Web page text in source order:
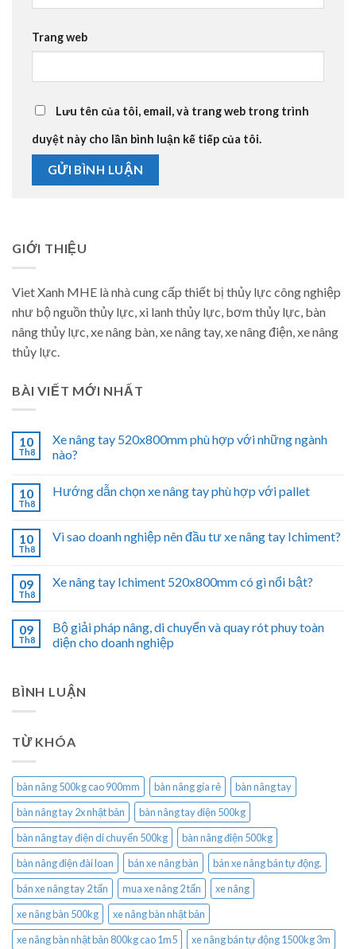
Trang web
Lưu tên của tôi, email, và trang web trong trình
duyệt này cho lần bình luận kế tiếp của tôi.
GIỚI THIỆU
Viet Xanh MHE là nhà cung cấp thiết bị thủy lực công nghiệp
như bộ nguồn thủy lực, xi lanh thủy lực, bơm thủy lực, bàn
nâng thủy lực, xe nâng bàn, xe nâng tay, xe nâng điện, xe nâng
thủy lực.
BÀI VIẾT MỚI NHẤT
10
Th8
Xe nâng tay 520x800mm phù hợp với những ngành
nào?
10
Th8
Hướng dẫn chọn xe nâng tay phù hợp với pallet
10
Th8
Vì sao doanh nghiệp nên đầu tư xe nâng tay Ichiment?
09
Th8
Xe nâng tay Ichiment 520x800mm có gì nổi bật?
09
Th8
Bộ giải pháp nâng, di chuyển và quay rót phuy toàn
diện cho doanh nghiệp
BÌNH LUẬN
TỪ KHÓA
bàn nâng 500kg cao 900mm bàn nâng gía rẻ
bàn nâng tay
bàn nâng tay 2x nhật bản
bàn nâng tay điện 500kg
bàn nâng tay điện di chuyển 500kg
bàn nâng điện 500kg
bàn nâng điện đài loan
bán xe nâng bàn
bán xe nâng bán tự động.
bán xe nâng tay 2 tấn
mua xe nâng 2 tấn
xe nâng
xe nâng bàn 500kg
xe nâng bàn nhật bản
xe nâng bàn nhật bản 800kg cao 1m5
xe nâng bán tự động 1500kg 3m